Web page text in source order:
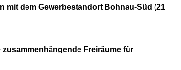
mit dem Gewerbestandort Bohnau-Süd (21
Freiräume für